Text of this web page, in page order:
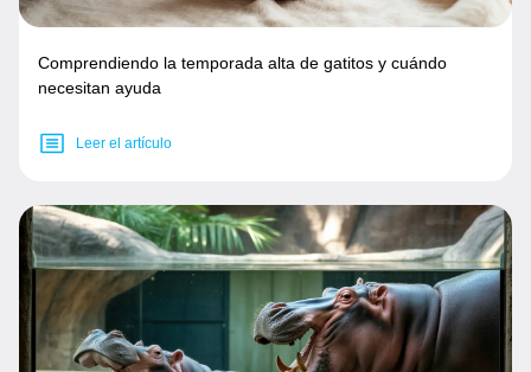
Comprendiendo la temporada alta de gatitos y cuándo
necesitan ayuda
Leer el artículo